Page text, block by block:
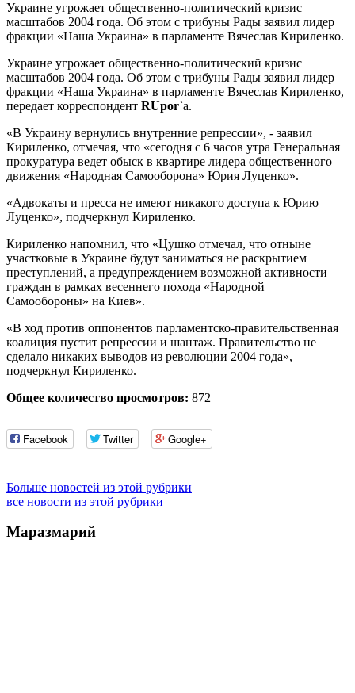
Украине угрожает общественно-политический кризис
масштабов 2004 года. Об этом с трибуны Рады заявил лидер
фракции «Наша Украина» в парламенте Вячеслав Кириленко.
Украине угрожает общественно-политический кризис
масштабов 2004 года. Об этом с трибуны Рады заявил лидер
фракции «Наша Украина» в парламенте Вячеслав Кириленко,
передает корреспондент RUpor`a.
«В Украину вернулись внутренние репрессии», - заявил
Кириленко, отмечая, что «сегодня с 6 часов утра Генеральная
прокуратура ведет обыск в квартире лидера общественного
движения «Народная Самооборона» Юрия Луценко».
«Адвокаты и пресса не имеют никакого доступа к Юрию
Луценко», подчеркнул Кириленко.
Кириленко напомнил, что «Цушко отмечал, что отныне
участковые в Украине будут заниматься не раскрытием
преступлений, а предупреждением возможной активности
граждан в рамках весеннего похода «Народной
Самообороны» на Киев».
«В ход против оппонентов парламентско-правительственная
коалиция пустит репрессии и шантаж. Правительство не
сделало никаких выводов из революции 2004 года»,
подчеркнул Кириленко.
Общее количество просмотров: 872
Facebook Twitter Google+
Больше новостей из этой рубрики
все новости из этой рубрики
Маразмарий